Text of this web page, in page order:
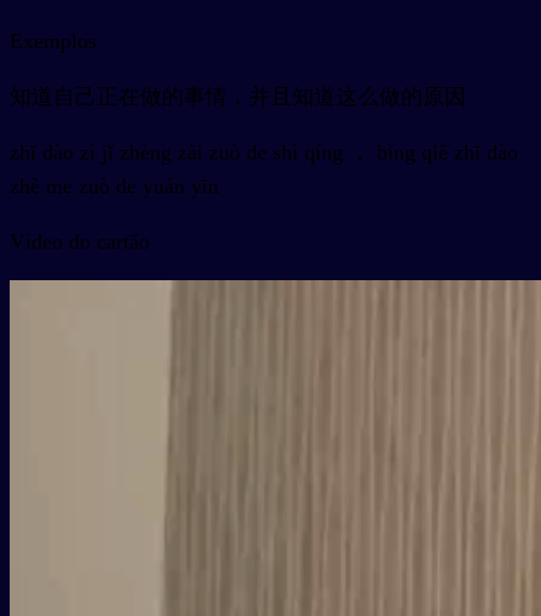
Exemplos
知道自己正在做的事情，并且知道这么做的原因
zhī dào zì jǐ zhèng zài zuò de shì qíng ， bìng qiě zhī dào
zhè me zuò de yuán yīn
Vídeo do cartão